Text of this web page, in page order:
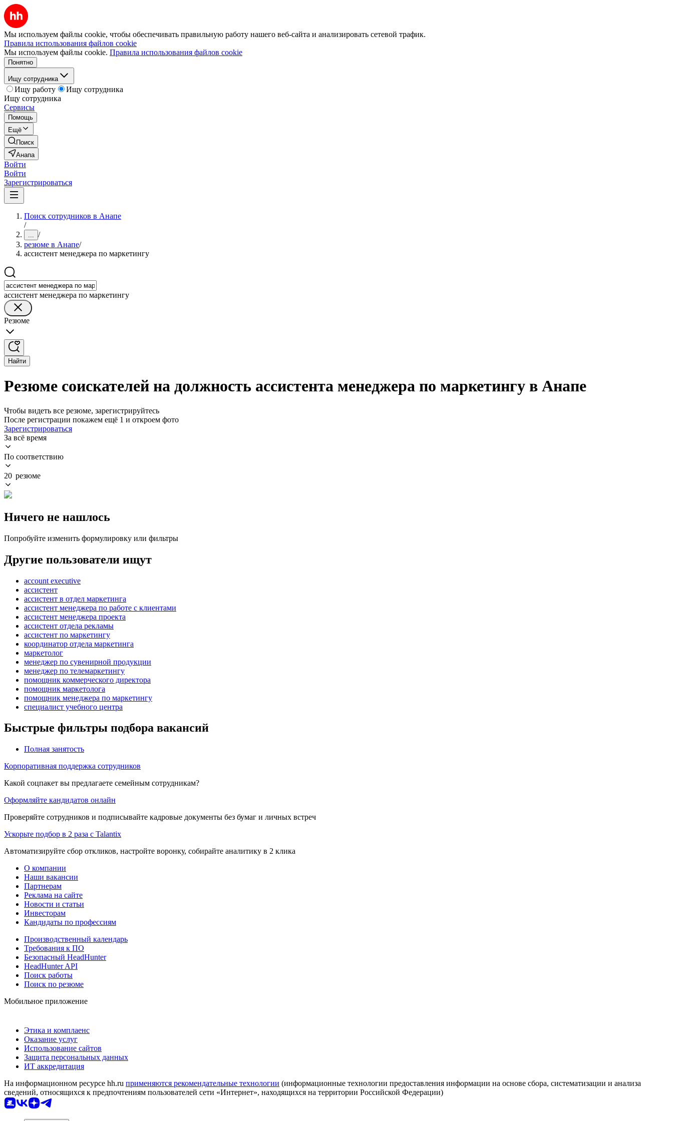
Мы используем файлы cookie, чтобы обеспечивать правильную работу нашего веб-сайта и анализировать сетевой трафик.
Правила использования файлов cookie
Мы используем файлы cookie. Правила использования файлов cookie
Понятно
Ищу сотрудника
Ищу работу
Ищу сотрудника
Ищу сотрудника
Сервисы
Помощь
Ещё
Поиск
Анапа
Войти
Войти
Зарегистрироваться
Поиск сотрудников в Анапе
/
... /
резюме в Анапе/
ассистент менеджера по маркетингу
ассистент менеджера по маркетингу
Резюме
Найти
Резюме соискателей на должность ассистента менеджера по маркетингу в Анапе
Чтобы видеть все резюме, зарегистрируйтесь
После регистрации покажем ещё 1 и откроем фото
Зарегистрироваться
За всё время
По соответствию
20 резюме
Ничего не нашлось
Попробуйте изменить формулировку или фильтры
Другие пользователи ищут
account executive
ассистент
ассистент в отдел маркетинга
ассистент менеджера по работе с клиентами
ассистент менеджера проекта
ассистент отдела рекламы
ассистент по маркетингу
координатор отдела маркетинга
маркетолог
менеджер по сувенирной продукции
менеджер по телемаркетингу
помощник коммерческого директора
помощник маркетолога
помощник менеджера по маркетингу
специалист учебного центра
Быстрые фильтры подбора вакансий
Полная занятость
Корпоративная поддержка сотрудников
Какой соцпакет вы предлагаете семейным сотрудникам?
Оформляйте кандидатов онлайн
Проверяйте сотрудников и подписывайте кадровые документы без бумаг и личных встреч
Ускорьте подбор в 2 раза с Talantix
Автоматизируйте сбор откликов, настройте воронку, собирайте аналитику в 2 клика
О компании
Наши вакансии
Партнерам
Реклама на сайте
Новости и статьи
Инвесторам
Кандидаты по профессиям
Производственный календарь
Требования к ПО
Безопасный HeadHunter
HeadHunter API
Поиск работы
Поиск по резюме
Мобильное приложение
Этика и комплаенс
Оказание услуг
Использование сайтов
Защита персональных данных
ИТ аккредитация
На информационном ресурсе hh.ru применяются рекомендательные технологии (информационные технологии предоставления информации на основе сбора, систематизации и анализа
сведений, относящихся к предпочтениям пользователей сети «Интернет», находящихся на территории Российской Федерации)